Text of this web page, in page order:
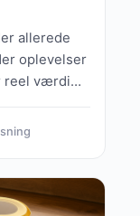
allerede
oplevelser
reel værdi